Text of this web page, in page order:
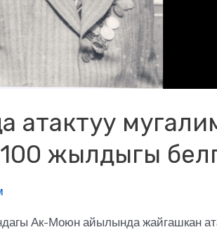
атактуу
жылдыгы
Ак-Моюн айылында жайгашкан